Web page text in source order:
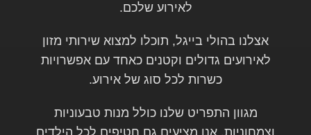
לאירוע שלכם.
אצלנו בהולי בייגל, תוכלו למצוא שירותי מזון
לאירועים גדולים וקטנים כאחד עם אפשרויות
כשרות לכל סוג של אירוע.
מגוון התפריט שלנו כולל מנות טבעוניות